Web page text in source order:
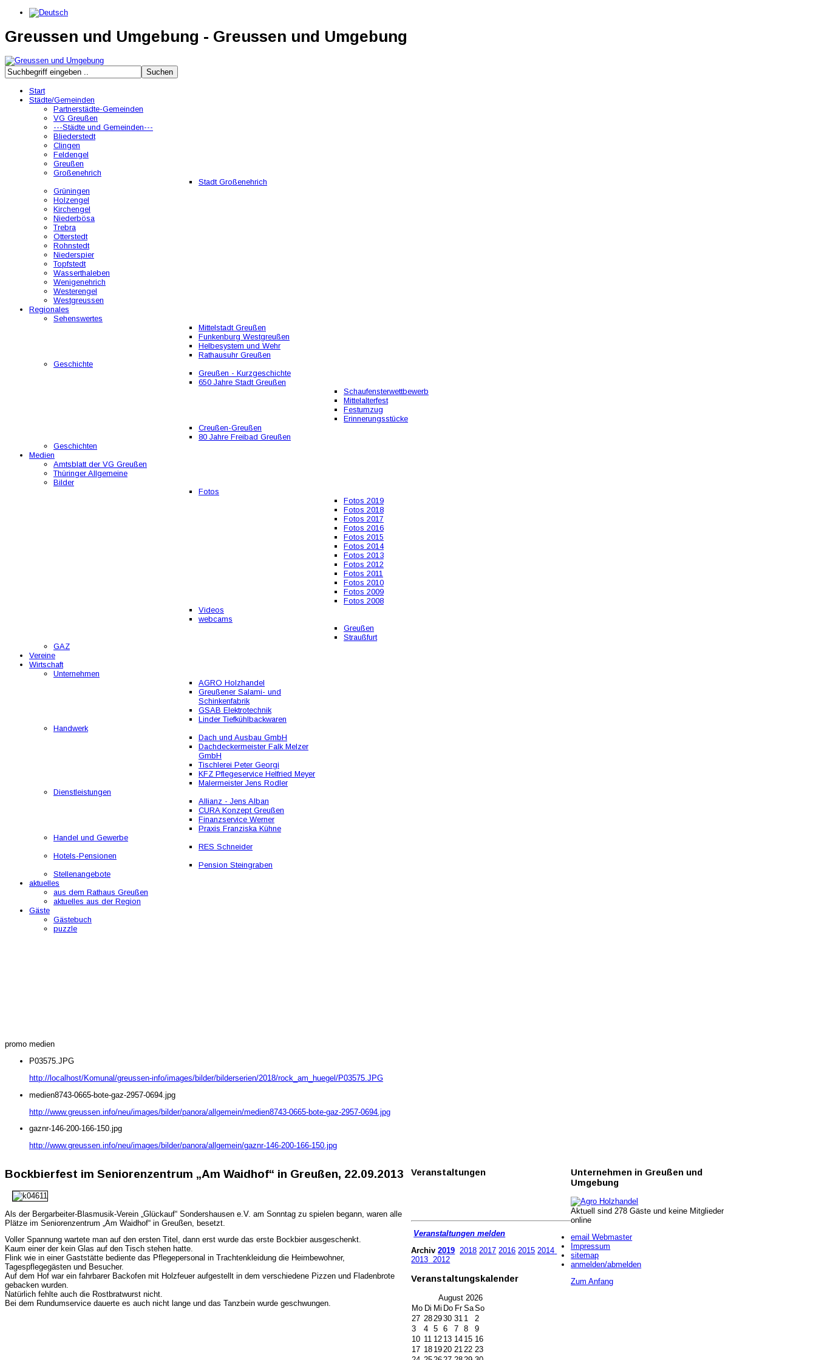
Greussen und Umgebung - Greussen und Umgebung
Start
Städte/Gemeinden
Partnerstädte-Gemeinden
VG Greußen
---Städte und Gemeinden---
Bliederstedt
Clingen
Feldengel
Greußen
Großenehrich
Stadt Großenehrich
Grüningen
Holzengel
Kirchengel
Niederbösa
Trebra
Otterstedt
Rohnstedt
Niederspier
Topfstedt
Wasserthaleben
Wenigenehrich
Westerengel
Westgreussen
Regionales
Sehenswertes
Mittelstadt Greußen
Funkenburg Westgreußen
Helbesystem und Wehr
Rathausuhr Greußen
Geschichte
Greußen - Kurzgeschichte
650 Jahre Stadt Greußen
Schaufensterwettbewerb
Mittelalterfest
Festumzug
Erinnerungsstücke
Creußen-Greußen
80 Jahre Freibad Greußen
Geschichten
Medien
Amtsblatt der VG Greußen
Thüringer Allgemeine
Bilder
Fotos
Fotos 2019
Fotos 2018
Fotos 2017
Fotos 2016
Fotos 2015
Fotos 2014
Fotos 2013
Fotos 2012
Fotos 2011
Fotos 2010
Fotos 2009
Fotos 2008
Videos
webcams
Greußen
Straußfurt
GAZ
Vereine
Wirtschaft
Unternehmen
AGRO Holzhandel
Greußener Salami- und
Schinkenfabrik
GSAB Elektrotechnik
Linder Tiefkühlbackwaren
Handwerk
Dach und Ausbau GmbH
Dachdeckermeister Falk Melzer
GmbH
Tischlerei Peter Georgi
KFZ Pflegeservice Helfried Meyer
Malermeister Jens Rodler
Dienstleistungen
Allianz - Jens Alban
CURA Konzept Greußen
Finanzservice Werner
Praxis Franziska Kühne
Handel und Gewerbe
RES Schneider
Hotels-Pensionen
Pension Steingraben
Stellenangebote
aktuelles
aus dem Rathaus Greußen
aktuelles aus der Region
Gäste
Gästebuch
puzzle
promo medien
P03575.JPG
http://localhost/Komunal/greussen-info/images/bilder/bilderserien/2018/rock_am_huegel/P03575.JPG
medien8743-0665-bote-gaz-2957-0694.jpg
http://www.greussen.info/neu/images/bilder/panora/allgemein/medien8743-0665-bote-gaz-2957-0694.jpg
gaznr-146-200-166-150.jpg
http://www.greussen.info/neu/images/bilder/panora/allgemein/gaznr-146-200-166-150.jpg
Bockbierfest im Seniorenzentrum „Am Waidhof“ in Greußen, 22.09.2013
Als der Bergarbeiter-Blasmusik-Verein „Glückauf“ Sondershausen e.V. am Sonntag zu spielen begann, waren alle
Plätze im Seniorenzentrum „Am Waidhof“ in Greußen, besetzt.
Voller Spannung wartete man auf den ersten Titel, dann erst wurde das erste Bockbier ausgeschenkt.
Kaum einer der kein Glas auf den Tisch stehen hatte.
Flink wie in einer Gaststätte bediente das Pflegepersonal in Trachtenkleidung die Heimbewohner,
Tagespflegegästen und Besucher.
Auf dem Hof war ein fahrbarer Backofen mit Holzfeuer aufgestellt in dem verschiedene Pizzen und Fladenbrote
gebacken wurden.
Natürlich fehlte auch die Rostbratwurst nicht.
Bei dem Rundumservice dauerte es auch nicht lange und das Tanzbein wurde geschwungen.
Veranstaltungen
Veranstaltungen melden
Archiv2019 2018 2017 2016 2015 2014
2013 2012
Veranstaltungskalender
August 2026
Mo Di Mi Do Fr SaSo
27 282930 31 1
2
3
4 5 6 7 8
9
10 11 12 13 14 15 16
17 18 1920 2122 23
Unternehmen in Greußen und
Umgebung
Aktuell sind 278 Gäste und keine Mitglieder
online
email Webmaster
Impressum
sitemap
anmelden/abmelden
Zum Anfang